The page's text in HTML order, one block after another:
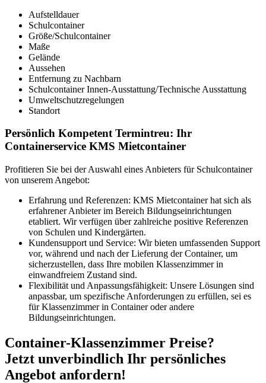
Aufstelldauer
Schulcontainer
Größe/Schulcontainer
Maße
Gelände
Aussehen
Entfernung zu Nachbarn
Schulcontainer Innen-Ausstattung/Technische Ausstattung
Umweltschutzregelungen
Standort
Persönlich Kompetent Termintreu: Ihr
Containerservice KMS Mietcontainer
Profitieren Sie bei der Auswahl eines Anbieters für Schulcontainer
von unserem Angebot:
Erfahrung und Referenzen: KMS Mietcontainer hat sich als
erfahrener Anbieter im Bereich Bildungseinrichtungen
etabliert. Wir verfügen über zahlreiche positive Referenzen
von Schulen und Kindergärten.
Kundensupport und Service: Wir bieten umfassenden Support
vor, während und nach der Lieferung der Container, um
sicherzustellen, dass Ihre mobilen Klassenzimmer in
einwandfreiem Zustand sind.
Flexibilität und Anpassungsfähigkeit: Unsere Lösungen sind
anpassbar, um spezifische Anforderungen zu erfüllen, sei es
für Klassenzimmer in Container oder andere
Bildungseinrichtungen.
Container-Klassenzimmer Preise?
Jetzt unverbindlich Ihr persönliches
Angebot anfordern!